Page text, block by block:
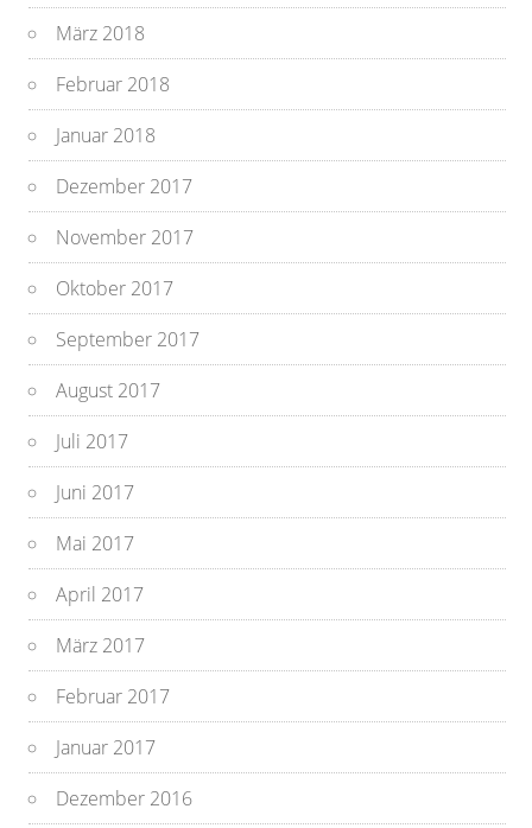
März 2018
Februar 2018
Januar 2018
Dezember 2017
November 2017
Oktober 2017
September 2017
August 2017
Juli 2017
Juni 2017
Mai 2017
April 2017
März 2017
Februar 2017
Januar 2017
Dezember 2016